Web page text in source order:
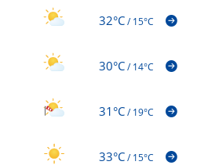
32°C/15°C
30°C/14°C
31°C/19°C
33°C/15°C